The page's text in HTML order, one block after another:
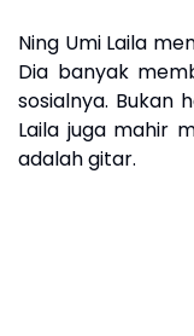
Ning Umi Laila
Dia banyak
sosialnya. Bukan
Laila juga mahir
adalah gitar.